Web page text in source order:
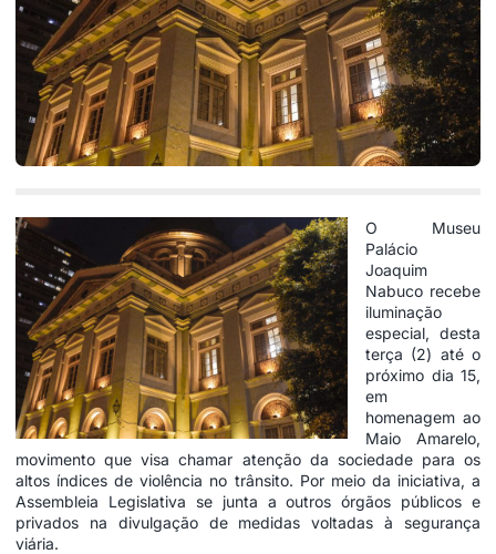
O Museu
Palácio
Joaquim
Nabuco recebe
iluminação
especial, desta
terça (2) até o
próximo dia 15,
em
homenagem ao
Maio Amarelo,
movimento que visa chamar atenção da sociedade para os
altos índices de violência no trânsito. Por meio da iniciativa, a
Assembleia Legislativa se junta a outros órgãos públicos e
privados na divulgação de medidas voltadas à segurança
viária.